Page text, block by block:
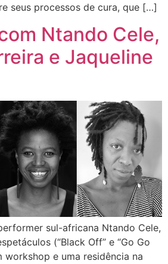
seus processos de cura, que […]
Ntando Cele,
e Jaqueline
sul-africana Ntando Cele,
(“Black Off” e “Go Go
workshop e uma residência na